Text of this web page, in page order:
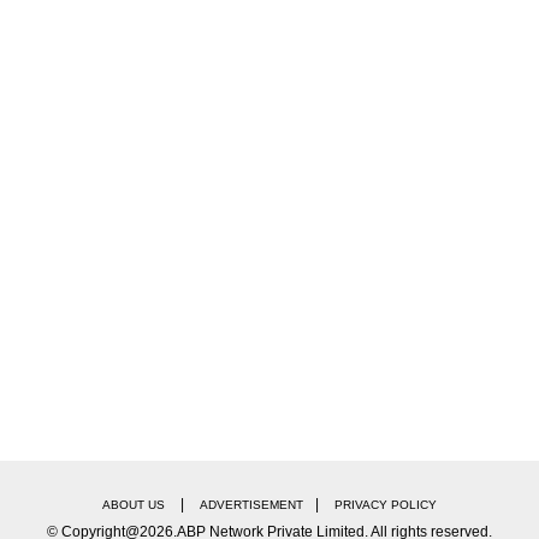
एक खासदार चुकीची प्रवृत्ती असलेल्या व्यक्तीच्या
ABOUT US ADVERTISEMENT PRIVACY POLICY
© Copyright@2026.ABP Network Private Limited. All rights reserved.